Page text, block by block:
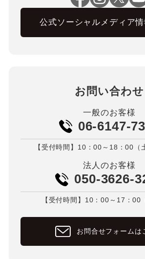
公式ソーシャルメディア
お問い合わせ
一般のお客様
06-6147-
【受付時間】10：00～18：00（
法人のお客様
050-3626-
【受付時間】10：00～17：00
お問合せフォームは